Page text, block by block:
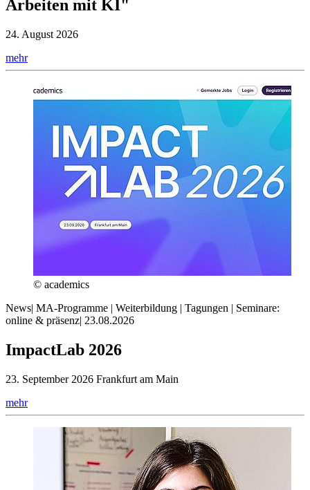
Arbeiten mit KI"
24. August 2026
mehr
© academics
News| MA-Programme | Weiterbildung | Tagungen | Seminare:
online & präsenz| 23.08.2026
ImpactLab 2026
23. September 2026 Frankfurt am Main
mehr